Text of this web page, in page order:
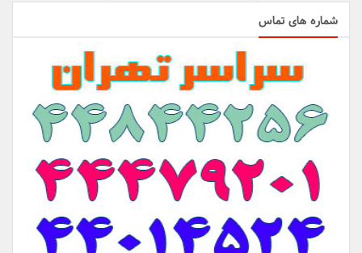
شماره های تماس